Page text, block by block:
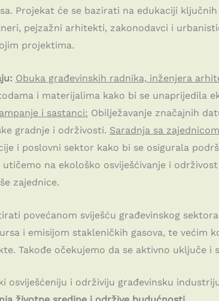
Projekat će se bazirati na edukaciji
pejzažni arhitekti, zakonodavci i
projektima.
Obuka građevinskih radnika, inženjera
i materijalima kako bi se unaprijedila
i sastanci: Obilježavanje značajnih
gradnje i održivosti. Saradnja sa
i poslovni sektor kako bi se osigurala
na ekološko osviješćivanje i
zajednice.
povećanom sviješću građevinskog
i emisijom stakleničkih gasova, te većim
Takođe očekujemo da se aktivno uključe i
osviješćeniju i održiviju građevinsku